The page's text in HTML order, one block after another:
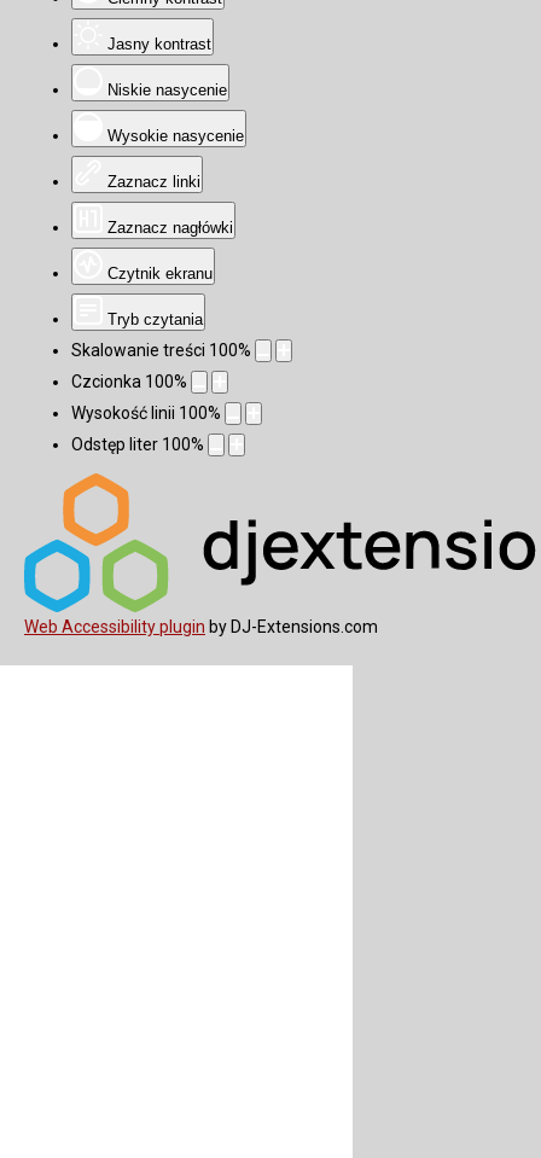
Jasny kontrast
Niskie nasycenie
Wysokie nasycenie
Zaznacz linki
Zaznacz nagłówki
Czytnik ekranu
Tryb czytania
Skalowanie treści 100%
Czcionka 100%
Wysokość linii 100%
Odstęp liter 100%
Web Accessibility plugin by DJ-Extensions.com